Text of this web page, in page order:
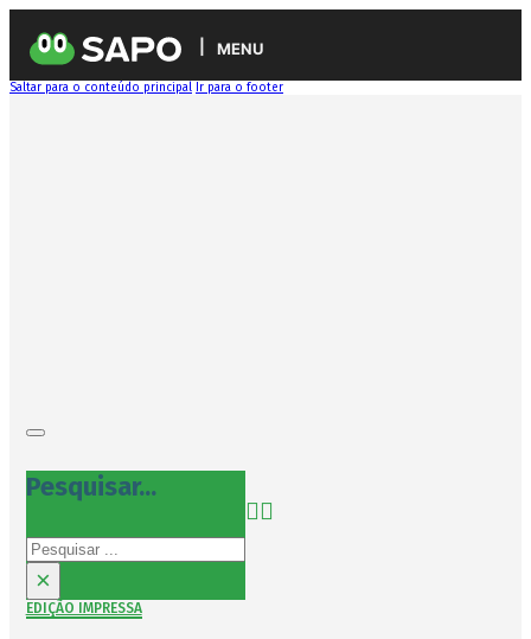
MENU
Saltar para o conteúdo principal Ir para o footer
Pesquisar...
Pesquisar
×
EDIÇÃO IMPRESSA